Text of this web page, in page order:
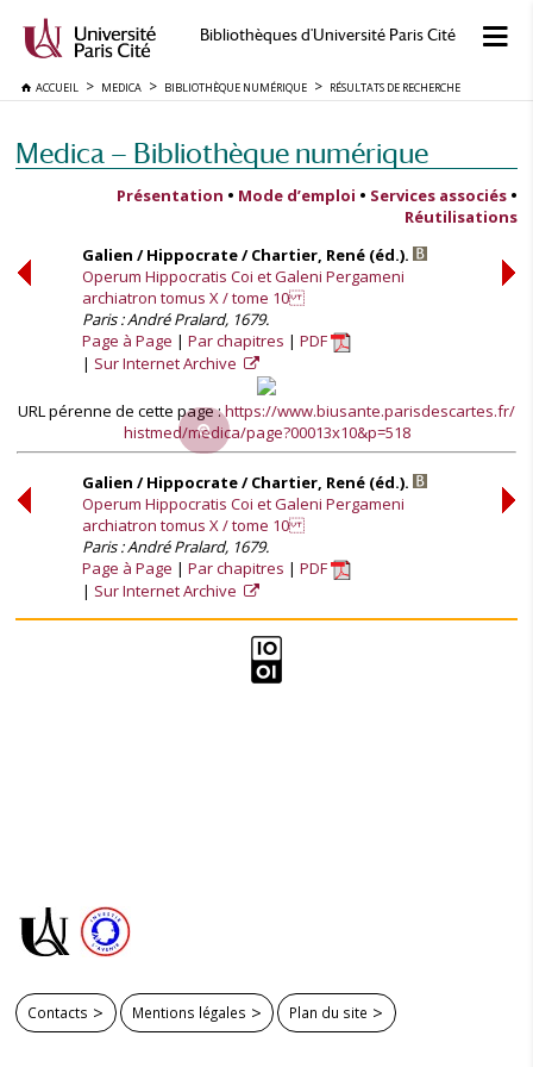
Bibliothèques d'Université Paris Cité
ACCUEIL MEDICA BIBLIOTHÈQUE NUMÉRIQUE RÉSULTATS DE RECHERCHE
Medica — Bibliothèque numérique
Présentation • Mode d’emploi • Services associés •
Réutilisations
Galien / Hippocrate / Chartier, René (éd.).
Operum Hippocratis Coi et Galeni Pergameni
archiatron tomus X / tome 10
Paris : André Pralard, 1679.
Page à Page
Par chapitres
PDF
Sur Internet Archive
URL pérenne de cette page :https://www.biusante.parisdescartes.fr/
histmed/medica/page?00013x10&p=518
Galien / Hippocrate / Chartier, René (éd.).
Operum Hippocratis Coi et Galeni Pergameni
archiatron tomus X / tome 10
Paris : André Pralard, 1679.
Page à Page
Par chapitres
PDF
Sur Internet Archive
Contacts Mentions légales Plan du site